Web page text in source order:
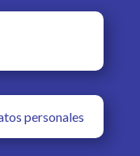
personales